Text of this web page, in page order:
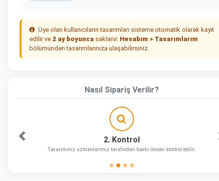
Üye olan kullanıcıların tasarımları sisteme otomatik olarak kayıt
edilir ve 2 ay boyunca saklanır. Hesabım > Tasarımlarım
bölümünden tasarımlarınıza ulaşabilirsiniz.
Nasıl Sipariş Verilir?
2. Kontrol
Tasarımınız uzmanlarımız tarafından baskı öncesi kontrol edilir.
Önceki